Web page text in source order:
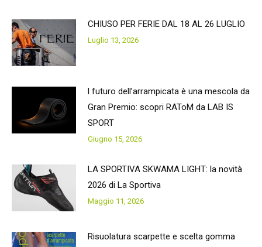
CHIUSO PER FERIE DAL 18 AL 26 LUGLIO
Luglio 13, 2026
l futuro dell’arrampicata è una mescola da
Gran Premio: scopri RAToM da LAB IS
SPORT
Giugno 15, 2026
LA SPORTIVA SKWAMA LIGHT: la novità
2026 di La Sportiva
Maggio 11, 2026
Risuolatura scarpette e scelta gomma